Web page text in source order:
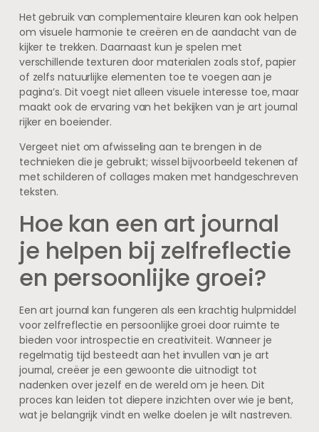
Het gebruik van complementaire kleuren kan ook helpen
om visuele harmonie te creëren en de aandacht van de
kijker te trekken. Daarnaast kun je spelen met
verschillende texturen door materialen zoals stof, papier
of zelfs natuurlijke elementen toe te voegen aan je
pagina’s. Dit voegt niet alleen visuele interesse toe, maar
maakt ook de ervaring van het bekijken van je art journal
rijker en boeiender.
Vergeet niet om afwisseling aan te brengen in de
technieken die je gebruikt; wissel bijvoorbeeld tekenen af
met schilderen of collages maken met handgeschreven
teksten.
Hoe kan een art journal
je helpen bij zelfreflectie
en persoonlijke groei?
Een art journal kan fungeren als een krachtig hulpmiddel
voor zelfreflectie en persoonlijke groei door ruimte te
bieden voor introspectie en creativiteit. Wanneer je
regelmatig tijd besteedt aan het invullen van je art
journal, creëer je een gewoonte die uitnodigt tot
nadenken over jezelf en de wereld om je heen. Dit
proces kan leiden tot diepere inzichten over wie je bent,
wat je belangrijk vindt en welke doelen je wilt nastreven.